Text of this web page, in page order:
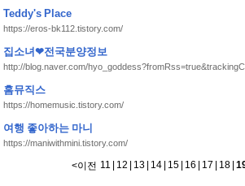
Teddy's Place
https://eros-bk112.tistory.com/
집소녀❤︎전국분양정보
http://blog.naver.com/
홈뮤직스
https://homemusic.tistory.com/
여행 좋아하는 마니
https://maniwithmini.tistory.com/
<이전 11 12 13 14 15 16 17 18